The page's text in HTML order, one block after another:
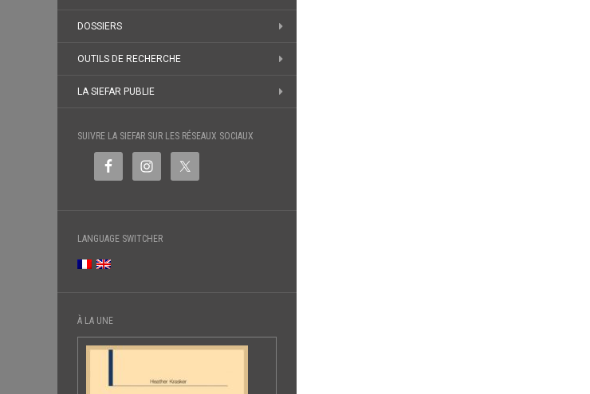
DOSSIERS
OUTILS DE RECHERCHE
LA SIEFAR PUBLIE
SUIVRE LA SIEFAR SUR LES RÉSEAUX SOCIAUX
LANGUAGE SWITCHER
À LA UNE